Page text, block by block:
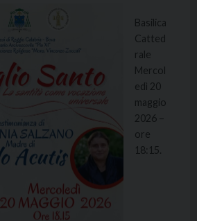
Basilica
Catted
rale
Mercol
edì 20
maggio
2026 –
ore
18:15.